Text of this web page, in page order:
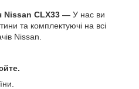
Nissan CLX33 — У нас ви
та комплектуючі на всі
Nissan.